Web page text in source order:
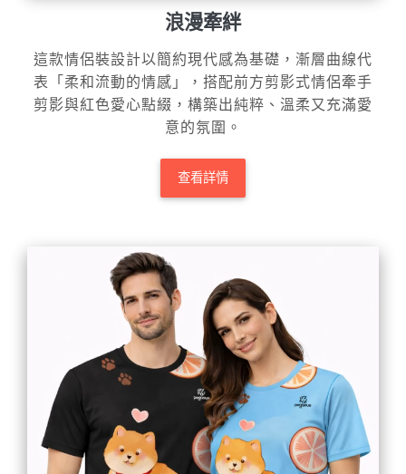
浪漫牽絆
這款情侶裝設計以簡約現代感為基礎，漸層曲線代
表「柔和流動的情感」，搭配前方剪影式情侶牽手
剪影與紅色愛心點綴，構築出純粹、溫柔又充滿愛
意的氛圍。
查看詳情